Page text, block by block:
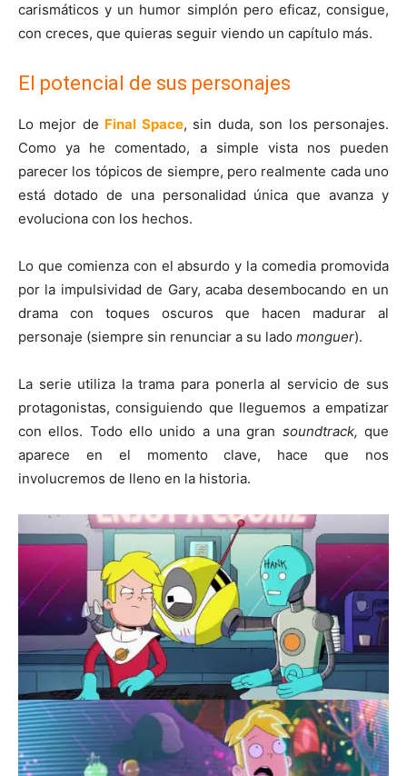
carismáticos y un humor simplón pero eficaz, consigue,
con creces, que quieras seguir viendo un capítulo más.
El potencial de sus personajes
Lo mejor de Final Space, sin duda, son los personajes.
Como ya he comentado, a simple vista nos pueden
parecer los tópicos de siempre, pero realmente cada uno
está dotado de una personalidad única que avanza y
evoluciona con los hechos.
Lo que comienza con el absurdo y la comedia promovida
por la impulsividad de Gary, acaba desembocando en un
drama con toques oscuros que hacen madurar al
personaje (siempre sin renunciar a su lado monguer).
La serie utiliza la trama para ponerla al servicio de sus
protagonistas, consiguiendo que lleguemos a empatizar
con ellos. Todo ello unido a una gran soundtrack, que
aparece en el momento clave, hace que nos
involucremos de lleno en la historia.